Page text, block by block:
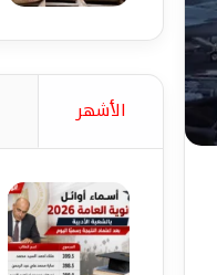
الأشهر